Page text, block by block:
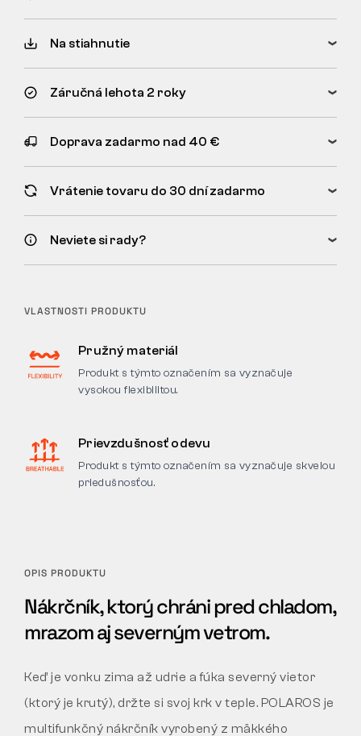
Na stiahnutie
Záručná lehota 2 roky
Doprava zadarmo nad 40 €
Vrátenie tovaru do 30 dní zadarmo
Neviete si rady?
VLASTNOSTI PRODUKTU
Pružný materiál
Produkt s týmto označením sa vyznačuje
vysokou flexibilitou.
Prievzdušnosť odevu
Produkt s týmto označením sa vyznačuje skvelou
priedušnosťou.
OPIS PRODUKTU
Nákrčník, ktorý chráni pred chladom,
mrazom aj severným vetrom.
Keď je vonku zima až udrie a fúka severný vietor
(ktorý je krutý), držte si svoj krk v teple. POLAROS je
multifunkčný nákrčník vyrobený z mäkkého